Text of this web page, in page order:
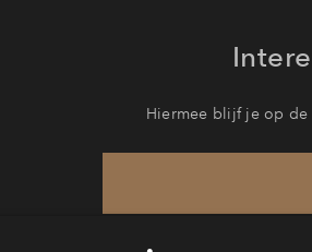
Hiermee blijf je op de